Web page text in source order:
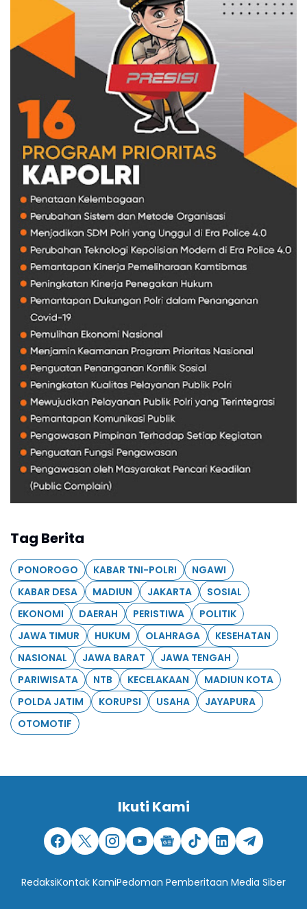
Tag Berita
PONOROGO KABAR TNI-POLRI
NGAWI
KABAR DESA
MADIUN JAKARTA
SOSIAL
EKONOMI
DAERAH PERISTIWA
POLITIK
JAWA TIMUR
HUKUM OLAHRAGA
KESEHATAN
NASIONAL
JAWA BARAT
JAWA TENGAH
PARIWISATA
NTB KECELAKAAN
MADIUN KOTA
POLDA JATIM
KORUPSI USAHA
JAYAPURA
OTOMOTIF
Ikuti Kami
RedaksiKontak KamiPedoman Pemberitaan Media Siber